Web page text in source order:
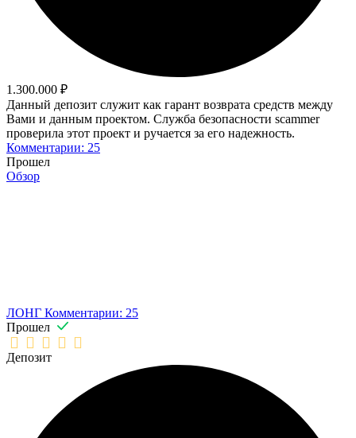
1.300.000 ₽
Данный депозит служит как гарант возврата средств между
Вами и данным проектом. Служба безопасности scammer
проверила этот проект и ручается за его надежность.
Комментарии: 25
Прошел
Обзор
ЛОНГ Комментарии: 25
Прошел
Депозит